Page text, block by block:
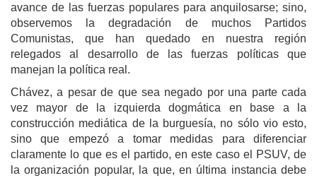
avance de las fuerzas populares para anquilosarse; sino,
observemos la degradación de muchos Partidos
Comunistas, que han quedado en nuestra región
relegados al desarrollo de las fuerzas políticas que
manejan la política real.
Chávez, a pesar de que sea negado por una parte cada
vez mayor de la izquierda dogmática en base a la
construcción mediática de la burguesía, no sólo vio esto,
sino que empezó a tomar medidas para diferenciar
claramente lo que es el partido, en este caso el PSUV, de
la organización popular, la que, en última instancia debe